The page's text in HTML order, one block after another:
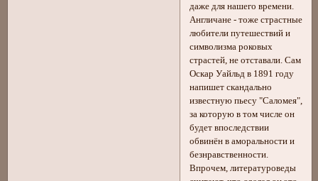
даже для нашего времени.
Англичане - тоже страстные
любители путешествий и
символизма роковых
страстей, не отставали. Сам
Оскар Уайльд в 1891 году
напишет скандально
известную пьесу "Саломея",
за которую в том числе он
будет впоследствии
обвинён в аморальности и
безнравственности.
Впрочем, литературоведы